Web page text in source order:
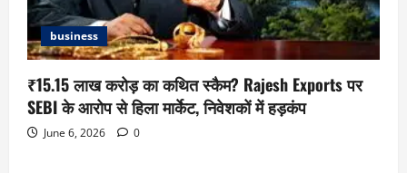
business
₹15.15 लाख करोड़ का कथित स्कैम? Rajesh Exports पर
SEBI के आरोप से हिला मार्केट, निवेशकों में हड़कंप
June 6, 2026 0